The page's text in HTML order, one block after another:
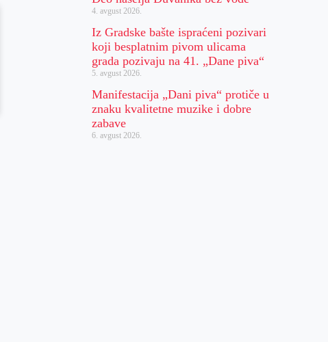
4. avgust 2026.
Iz Gradske bašte ispraćeni pozivari
koji besplatnim pivom ulicama
grada pozivaju na 41. „Dane piva“
5. avgust 2026.
Manifestacija „Dani piva“ protiče u
znaku kvalitetne muzike i dobre
zabave
6. avgust 2026.